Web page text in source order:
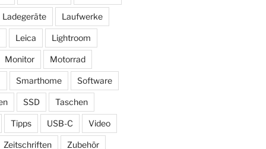
Ladegeräte Laufwerke
Leica Lightroom
Monitor Motorrad
Smarthome Software
SSD Taschen
Tipps USB-C Video
Zeitschriften Zubehör